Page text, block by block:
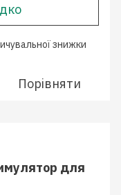
знижки
Порівняти
для